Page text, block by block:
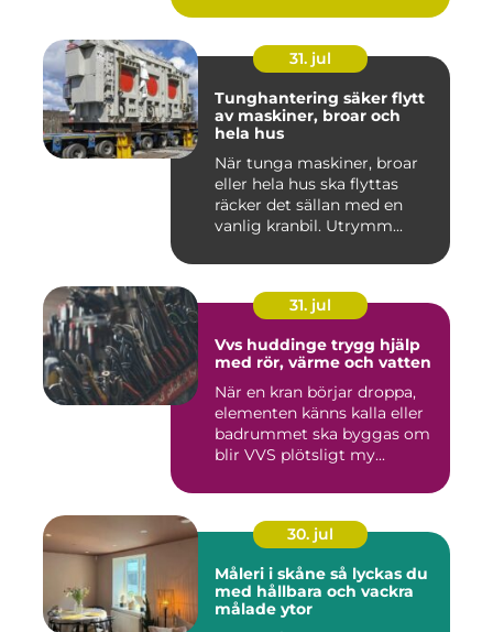
31. jul
Tunghantering säker flytt
av maskiner, broar och
hela hus
När tunga maskiner, broar
eller hela hus ska flyttas
räcker det sällan med en
vanlig kranbil. Utrymm...
31. jul
Vvs huddinge trygg hjälp
med rör, värme och vatten
När en kran börjar droppa,
elementen känns kalla eller
badrummet ska byggas om
blir VVS plötsligt my...
30. jul
Måleri i skåne så lyckas du
med hållbara och vackra
målade ytor